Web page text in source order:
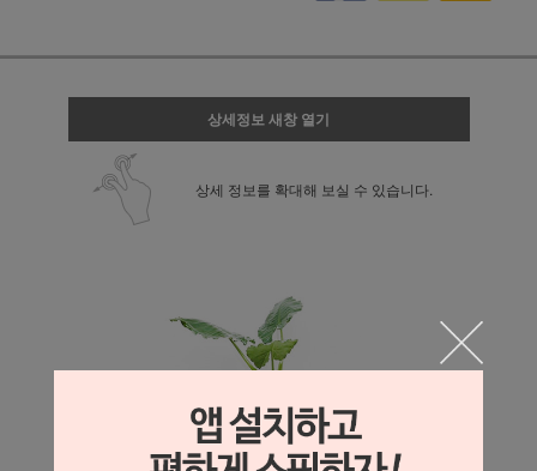
상세정보 새창 열기
상세 정보를 확대해 보실 수 있습니다.